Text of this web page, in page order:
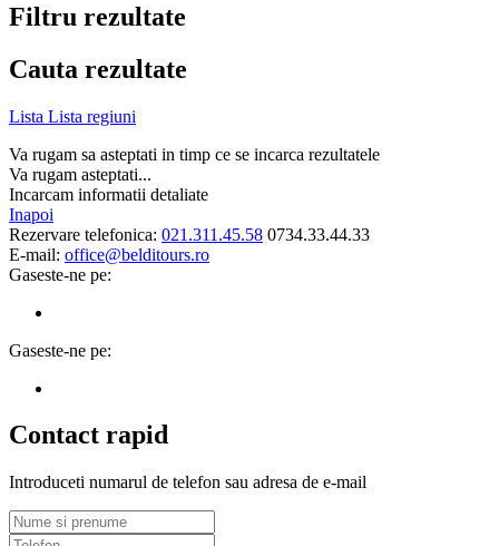
Filtru rezultate
Cauta rezultate
Lista Lista regiuni
Va rugam sa asteptati in timp ce se incarca rezultatele
Va rugam asteptati...
Incarcam informatii detaliate
Inapoi
Rezervare telefonica: 021.311.45.58 0734.33.44.33
E-mail: office@belditours.ro
Gaseste-ne pe:
Gaseste-ne pe:
Contact rapid
Introduceti numarul de telefon sau adresa de e-mail